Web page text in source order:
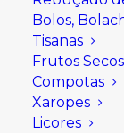
Bolos,
Tisanas
Frutos
Compotas
Xaropes
Licores